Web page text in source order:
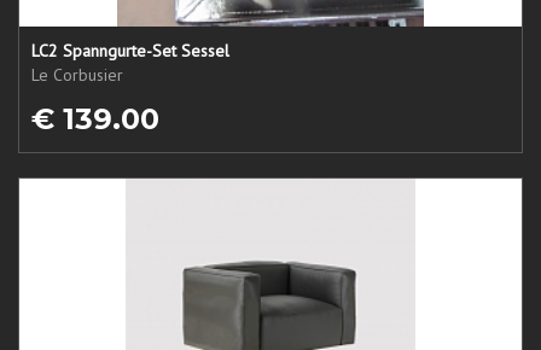
LC2 Spanngurte-Set Sessel
Le Corbusier
€ 139.00